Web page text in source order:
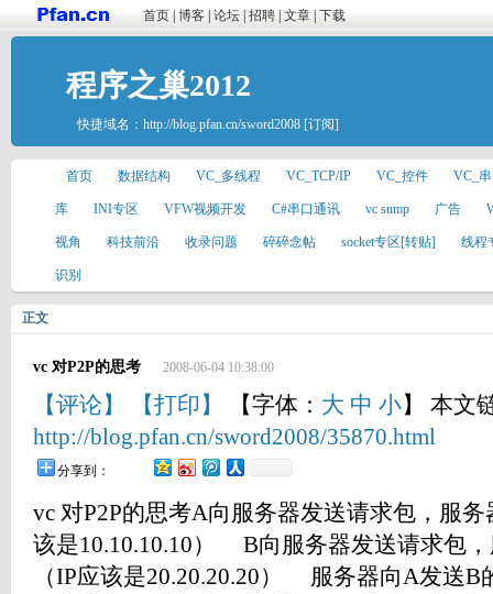
首页 博客 论坛 招聘 文章 下载
程序之巢2012
快捷域名： http://blog.pfan.cn/sword2008 [订阅]
首页 数据结构 VC_多线程 VC_TCP/IP VC_控件 VC_
库 INI专区 VFW视频开发 C#串口通讯 vc snmp 广告
视角 科技前沿 收录问题 碎碎念帖 socket专区[转贴] 线程
识别
正文
vc 对P2P的思考 2008-06-04 10:38:00
【评论】 【打印】 【字体： 大 中 小】 本文
http://blog.pfan.cn/sword2008/35870.html
分享到：
vc 对P2P的思考A向服务器发送请求包，服
该是10.10.10.10） B向服务器发送请求包
（IP应该是20.20.20.20） 服务器向A发送